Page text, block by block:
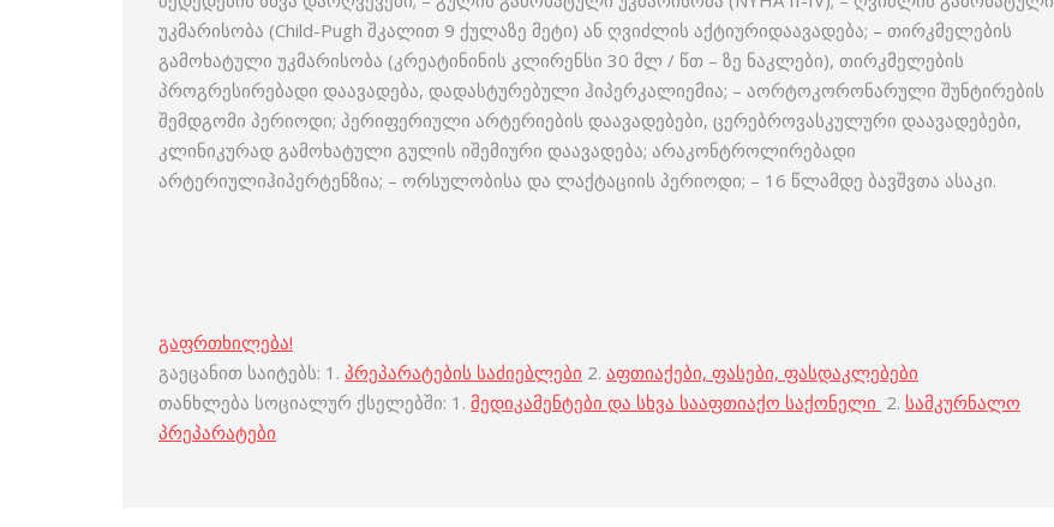
უკმარისობა (Child-Pugh შკალით 9 ქულაზე მეტი) ან ღვიძლის აქტიურიდაავადება; – თირკმელების
გამოხატული უკმარისობა (კრეატინინის კლირენსი 30 მლ / წთ – ზე ნაკლები), თირკმელების
პროგრესირებადი დაავადება, დადასტურებული ჰიპერკალიემია; – აორტოკორონარული შუნტირების
შემდგომი პერიოდი; პერიფერიული არტერიების დაავადებები, ცერებროვასკულური დაავადებები,
კლინიკურად გამოხატული გულის იშემიური დაავადება; არაკონტროლირებადი
არტერიულიჰიპერტენზია; – ორსულობისა და ლაქტაციის პერიოდი; – 16 წლამდე ბავშვთა ასაკი.
გაფრთხილება!
გაეცანით საიტებს: 1. პრეპარატების საძიებლები 2. აფთიაქები, ფასები, ფასდაკლებები
თანხლება სოციალურ ქსელებში: 1. მედიკამენტები და სხვა სააფთიაქო საქონელი 2. სამკურნალო
პრეპარატები